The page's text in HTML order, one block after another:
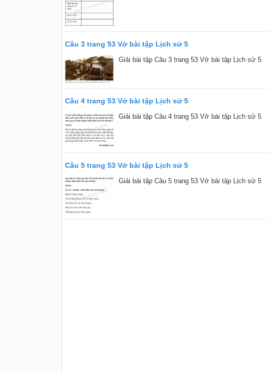
Câu 3 trang 53 Vở bài tập Lịch sử 5
Giải bài tập Câu 3 trang 53 Vở bài tập Lịch sử 5
Câu 4 trang 53 Vở bài tập Lịch sử 5
Giải bài tập Câu 4 trang 53 Vở bài tập Lịch sử 5
Câu 5 trang 53 Vở bài tập Lịch sử 5
Giải bài tập Câu 5 trang 53 Vở bài tập Lịch sử 5